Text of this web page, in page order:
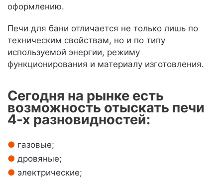
оформлению.
Печи для бани отличается не только лишь по
техническим свойствам, но и по типу
используемой энергии, режиму
функционирования и материалу изготовления.
Сегодня на рынке есть
возможность отыскать печи
4-х разновидностей:
газовые;
дровяные;
электрические;